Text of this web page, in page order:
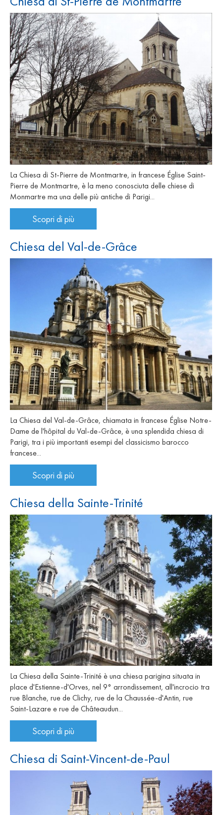
La Chiesa di St-Pierre de Montmartre, in francese Église Saint-
Pierre de Montmartre, è la meno conosciuta delle chiese di
Monmartre ma una delle più antiche di Parigi...
Scopri di più
Chiesa del Val-de-Grâce
La Chiesa del Val-de-Grâce, chiamata in francese Église Notre-
Dame de l'hôpital du Val-de-Grâce, è una splendida chiesa di
Parigi, tra i più importanti esempi del classicismo barocco
francese...
Scopri di più
Chiesa della Sainte-Trinité
La Chiesa della Sainte-Trinité è una chiesa parigina situata in
place d'Estienne-d'Orves, nel 9° arrondissement, all'incrocio tra
rue Blanche, rue de Clichy, rue de la Chaussée-d'Antin, rue
Saint-Lazare e rue de Châteaudun...
Scopri di più
Chiesa di Saint-Vincent-de-Paul